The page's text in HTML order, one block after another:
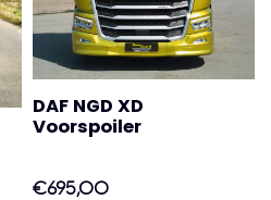
DAF NGD XD
Voorspoiler
€695,00